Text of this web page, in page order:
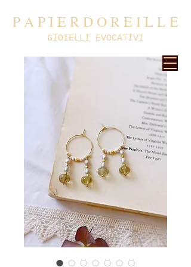
P A P I E R D O RE I L L E
GIOIELLI EVOCATIVI